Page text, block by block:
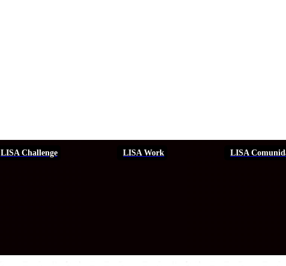
LISA
LISA Work
LISA Challenge